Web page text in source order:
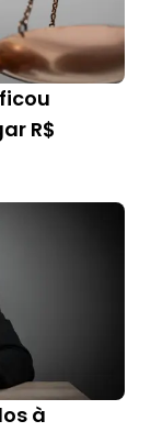
R$
à